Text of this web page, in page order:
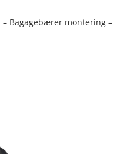
– Bagagebærer montering –